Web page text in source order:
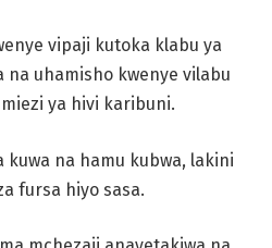
vipaji kutoka klabu ya
na uhamisho kwenye vilabu
ya hivi karibuni.
kuwa na hamu kubwa, lakini
fursa hiyo sasa.